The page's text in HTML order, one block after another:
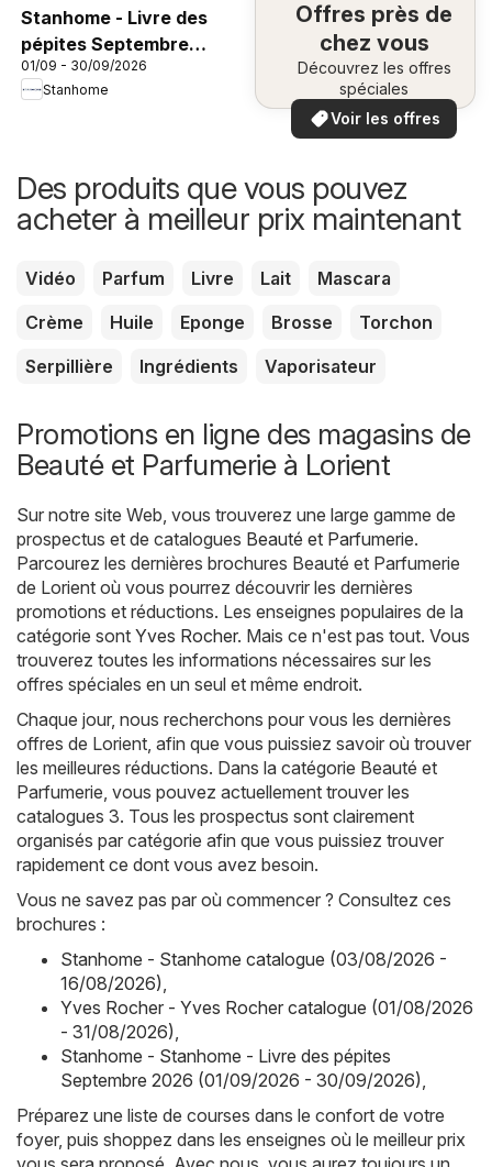
Stanhome - Livre des
pépites Septembre
2026
01/09 - 30/09/2026
Stanhome
Offres près de
chez vous
Découvrez les offres
spéciales
Voir les offres
Des produits que vous pouvez
acheter à meilleur prix maintenant
Vidéo Parfum Livre Lait
Mascara
Crème
Huile Eponge Brosse
Torchon
Serpillière
Ingrédients Vaporisateur
Promotions en ligne des magasins de
Beauté et Parfumerie à Lorient
Sur notre site Web, vous trouverez une large gamme de
prospectus et de catalogues Beauté et Parfumerie.
Parcourez les dernières brochures Beauté et Parfumerie
de Lorient où vous pourrez découvrir les dernières
promotions et réductions. Les enseignes populaires de la
catégorie sont Yves Rocher. Mais ce n'est pas tout. Vous
trouverez toutes les informations nécessaires sur les
offres spéciales en un seul et même endroit.
Chaque jour, nous recherchons pour vous les dernières
offres de Lorient, afin que vous puissiez savoir où trouver
les meilleures réductions. Dans la catégorie Beauté et
Parfumerie, vous pouvez actuellement trouver les
catalogues 3. Tous les prospectus sont clairement
organisés par catégorie afin que vous puissiez trouver
rapidement ce dont vous avez besoin.
Vous ne savez pas par où commencer ? Consultez ces
brochures :
Stanhome - Stanhome catalogue (03/08/2026 -
16/08/2026),
Yves Rocher - Yves Rocher catalogue (01/08/2026
- 31/08/2026),
Stanhome - Stanhome - Livre des pépites
Septembre 2026 (01/09/2026 - 30/09/2026),
Préparez une liste de courses dans le confort de votre
foyer, puis shoppez dans les enseignes où le meilleur prix